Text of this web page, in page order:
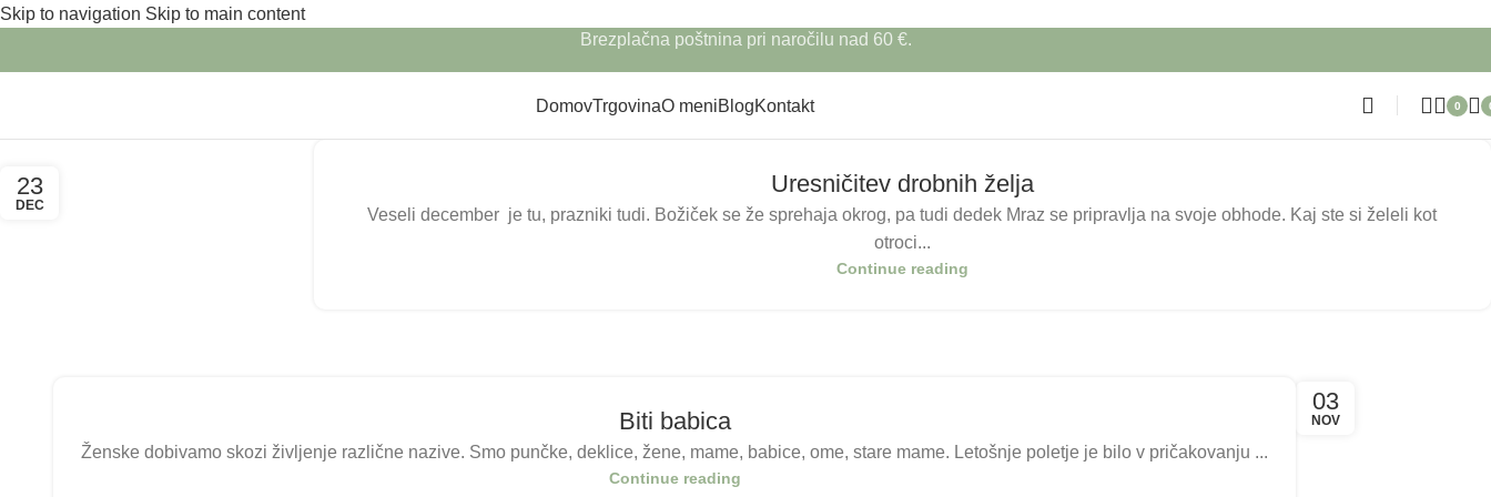
Skip to navigation Skip to main content
Brezplačna poštnina pri naročilu nad 60 €.
DomovTrgovinaO meniBlogKontakt 0
23
DEC
Uresničitev drobnih želja
Veseli december je tu, prazniki tudi. Božiček se že sprehaja okrog, pa tudi dedek Mraz se pripravlja na svoje obhode. Kaj ste si želeli kot
otroci...
Continue reading
03
NOV
Biti babica
Ženske dobivamo skozi življenje različne nazive. Smo punčke, deklice, žene, mame, babice, ome, stare mame. Letošnje poletje je bilo v pričakovanju ...
Continue reading